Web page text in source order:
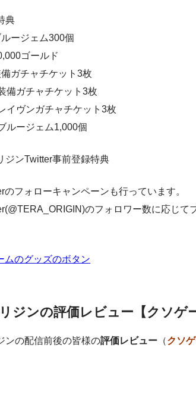
典
ージェム300個
ゴールド
ガチャチケット3枚
備ガチャチケット3枚
イヴンガチャチケット3枚
ルージェム1,000個
のフォローキャンペーンも行っています。
のフォロワー数に応じて
ジンの評価レビュー【クソゲ
ンの配信前後の皆様の評価レビュー （クソ